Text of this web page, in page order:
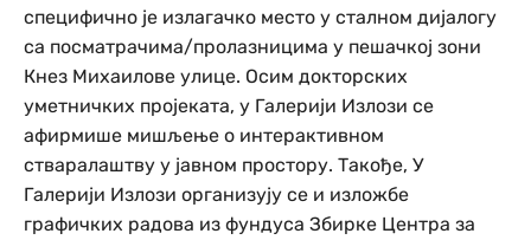
специфично је излагачко место у сталном дијалогу
са посматрачима/пролазницима у пешачкој зони
Кнез Михаилове улице. Осим докторских
уметничких пројеката, у Галерији Излози се
афирмише мишљење о интерактивном
стваралаштву у јавном простору. Такође, У
Галерији Излози организују се и изложбе
графичких радова из фундуса Збирке Центра за